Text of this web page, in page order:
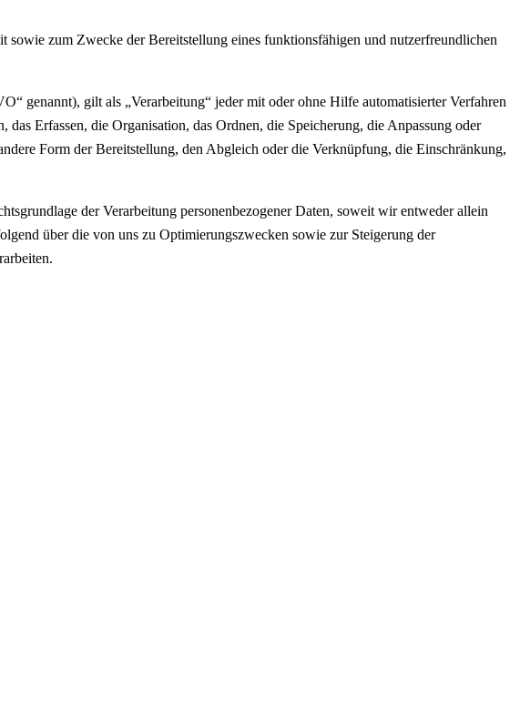
zum Zwecke der Bereitstellung eines funktionsfähigen und nutzerfreundlichen
genannt), gilt als „Verarbeitung“ jeder mit oder ohne Hilfe automatisierter Verfahren
Erfassen, die Organisation, das Ordnen, die Speicherung, die Anpassung oder
Form der Bereitstellung, den Abgleich oder die Verknüpfung, die Einschränkung,
der Verarbeitung personenbezogener Daten, soweit wir entweder allein
über die von uns zu Optimierungszwecken sowie zur Steigerung der